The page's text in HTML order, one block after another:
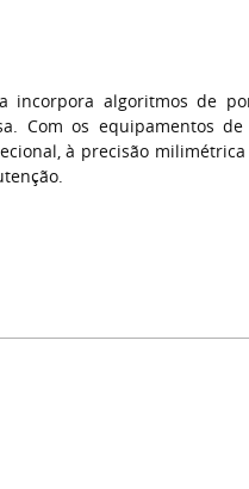
incorpora algoritmos de
Com os equipamentos
à precisão